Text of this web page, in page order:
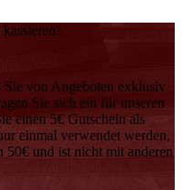
Sie von Angeboten exklusiv
Sie sich ein für unseren
einen 5€ Gutschein als
einmal verwendet werden,
und ist nicht mit anderen